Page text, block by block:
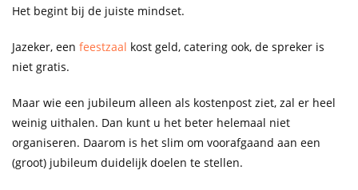
Het begint bij de juiste mindset.
Jazeker, een feestzaal kost geld, catering ook, de spreker is
niet gratis.
Maar wie een jubileum alleen als kostenpost ziet, zal er heel
weinig uithalen. Dan kunt u het beter helemaal niet
organiseren. Daarom is het slim om voorafgaand aan een
(groot) jubileum duidelijk doelen te stellen.